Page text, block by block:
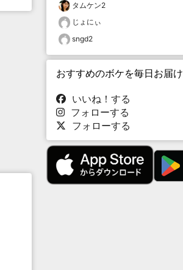
タムケン2
じょにぃ
sngd2
おすすめのボケを毎日お届け
いいね！する
フォローする
フォローする